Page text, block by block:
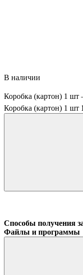
В наличии
Коробка (картон) 1
Коробка (картон) 1 шт
Способы получения
Файлы и программы